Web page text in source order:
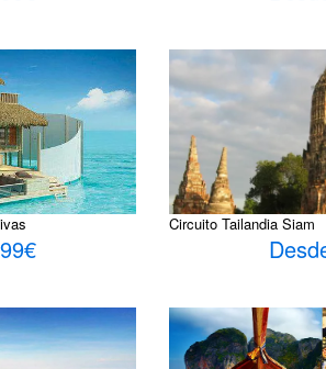
Circuito Tailandia Siam